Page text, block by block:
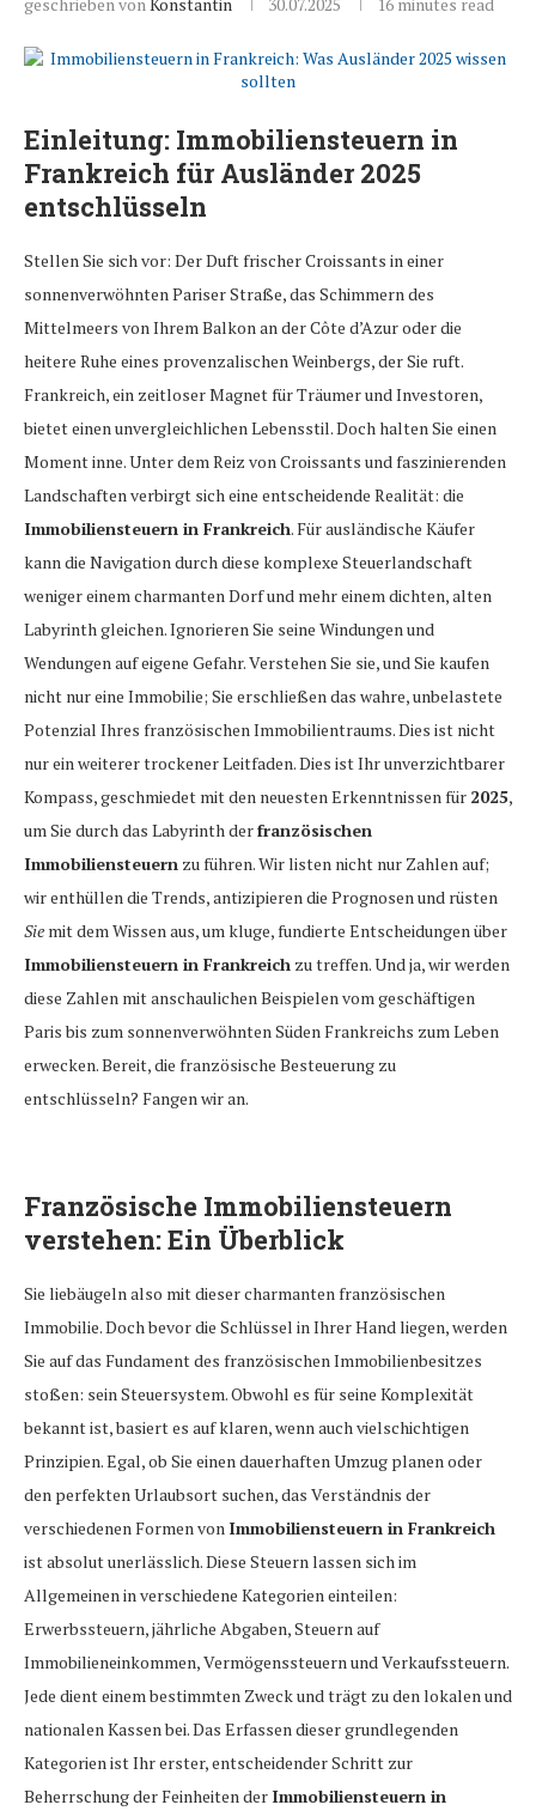
Einleitung: Immobiliensteuern in
Frankreich für Ausländer 2025
entschlüsseln
Stellen Sie sich vor: Der Duft frischer Croissants in einer
sonnenverwöhnten Pariser Straße, das Schimmern des
Mittelmeers von Ihrem Balkon an der Côte d’Azur oder die
heitere Ruhe eines provenzalischen Weinbergs, der Sie ruft.
Frankreich, ein zeitloser Magnet für Träumer und Investoren,
bietet einen unvergleichlichen Lebensstil. Doch halten Sie einen
Moment inne. Unter dem Reiz von Croissants und faszinierenden
Landschaften verbirgt sich eine entscheidende Realität: die
Immobiliensteuern in Frankreich. Für ausländische Käufer
kann die Navigation durch diese komplexe Steuerlandschaft
weniger einem charmanten Dorf und mehr einem dichten, alten
Labyrinth gleichen. Ignorieren Sie seine Windungen und
Wendungen auf eigene Gefahr. Verstehen Sie sie, und Sie kaufen
nicht nur eine Immobilie; Sie erschließen das wahre, unbelastete
Potenzial Ihres französischen Immobilientraums. Dies ist nicht
nur ein weiterer trockener Leitfaden. Dies ist Ihr unverzichtbarer
Kompass, geschmiedet mit den neuesten Erkenntnissen für 2025,
um Sie durch das Labyrinth derfranzösischen
Immobiliensteuern zu führen. Wir listen nicht nur Zahlen auf;
wir enthüllen die Trends, antizipieren die Prognosen und rüsten
Sie mit dem Wissen aus, um kluge, fundierte Entscheidungen über
Immobiliensteuern in Frankreich zu treffen. Und ja, wir werden
diese Zahlen mit anschaulichen Beispielen vom geschäftigen
Paris bis zum sonnenverwöhnten Süden Frankreichs zum Leben
erwecken. Bereit, die französische Besteuerung zu
entschlüsseln? Fangen wir an.
Französische Immobiliensteuern
verstehen: Ein Überblick
Sie liebäugeln also mit dieser charmanten französischen
Immobilie. Doch bevor die Schlüssel in Ihrer Hand liegen, werden
Sie auf das Fundament des französischen Immobilienbesitzes
stoßen: sein Steuersystem. Obwohl es für seine Komplexität
bekannt ist, basiert es auf klaren, wenn auch vielschichtigen
Prinzipien. Egal, ob Sie einen dauerhaften Umzug planen oder
den perfekten Urlaubsort suchen, das Verständnis der
verschiedenen Formen von Immobiliensteuern in Frankreich
ist absolut unerlässlich. Diese Steuern lassen sich im
Allgemeinen in verschiedene Kategorien einteilen:
Erwerbssteuern, jährliche Abgaben, Steuern auf
Immobilieneinkommen, Vermögenssteuern und Verkaufssteuern.
Jede dient einem bestimmten Zweck und trägt zu den lokalen und
nationalen Kassen bei. Das Erfassen dieser grundlegenden
Kategorien ist Ihr erster, entscheidender Schritt zur
Beherrschung der Feinheiten der Immobiliensteuern in